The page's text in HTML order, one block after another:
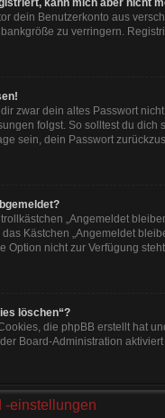
kann mich aber nicht
dein Benutzerkonto aus
zu verringern.
zwar dein altes Passwort
folgst. So solltest du
sein, dein Passwort
„Angemeldet
Kästchen „Angemeldet
Option nicht zur Verfügung
löschen“?
die phpBB erstellt hat
Board-Administration
-einstellungen